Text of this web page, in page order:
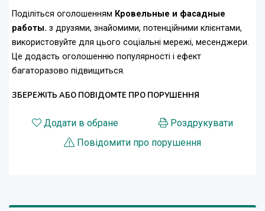
Поділіться оголошенням Кровельные и фасадные
работы. з друзями, знайомими, потенційними клієнтами,
використовуйте для цього соціальні мережі, месенджери.
Це додасть оголошенню популярності і ефект
багаторазово підвищиться.
ЗБЕРЕЖІТЬ АБО ПОВІДОМТЕ ПРО ПОРУШЕННЯ
Додати в обране
Роздрукувати
Повідомити про порушення